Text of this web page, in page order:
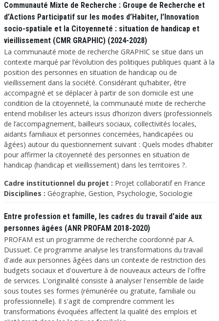
Communauté Mixte de Recherche : Groupe de Recherche et
d’Actions Participatif sur les modes d’Habiter, l’Innovation
socio-spatiale et la Citoyenneté : situation de handicap et
vieillissement (CMR GRAPHIC) (2024-2028)
La communauté mixte de recherche GRAPHIC se situe dans un
contexte marqué par l’évolution des politiques publiques quant à la
position des personnes en situation de handicap ou de
vieillissement dans la société. Considérant qu’habiter, être
accompagné et se déplacer à partir de son domicile est une
condition de la citoyenneté, la communauté mixte de recherche
entend mobiliser les acteurs issus d’horizon divers (professionnels
de l’accompagnement, bailleurs sociaux, collectivités locales,
aidants familiaux et personnes concernées, handicapées ou
âgées) autour du questionnement suivant : Quels modes d’habiter
pour affirmer la citoyenneté des personnes en situation de
handicap (handicap et vieillissement) dans les territoires ?.
Cadre institutionnel du projet : Projet collaboratif en France
Disciplines : Géographie, Gestion, Psychologie, Sociologie
Entre profession et famille, les cadres du travail d'aide aux
personnes âgées (ANR PROFAM 2018-2020)
PROFAM est un programme de recherche coordonné par A.
Dussuet. Ce programme analyse les transformations du travail
d'aide aux personnes âgées dans un contexte de restriction des
budgets sociaux et d'ouverture à de nouveaux acteurs de l'offre
de services. L'originalité consiste à analyser l'ensemble de laide
sous toutes ses formes (rémunérée ou gratuite, familiale ou
professionnelle). Il s'agit de comprendre comment les
transformations évoquées affectent la qualité des emplois et